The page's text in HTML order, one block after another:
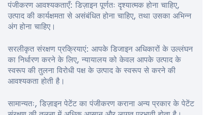
पंजीकरण आवश्यकताएँ: डिज़ाइन पूर्णतः दृश्यात्मक होना चाहिए,
उत्पाद की कार्यक्षमता से असंबंधित होना चाहिए, तथा उसका अभिन्न
अंग होना चाहिए।
सरलीकृत संरक्षण प्रक्रियाएं: आपके डिजाइन अधिकारों के उल्लंघन
का निर्धारण करने के लिए, न्यायालय को केवल आपके उत्पाद के
स्वरूप की तुलना विरोधी पक्ष के उत्पाद के स्वरूप से करने की
आवश्यकता होती है।
सामान्यतः, डिज़ाइन पेटेंट का पंजीकरण कराना अन्य प्रकार के पेटेंट